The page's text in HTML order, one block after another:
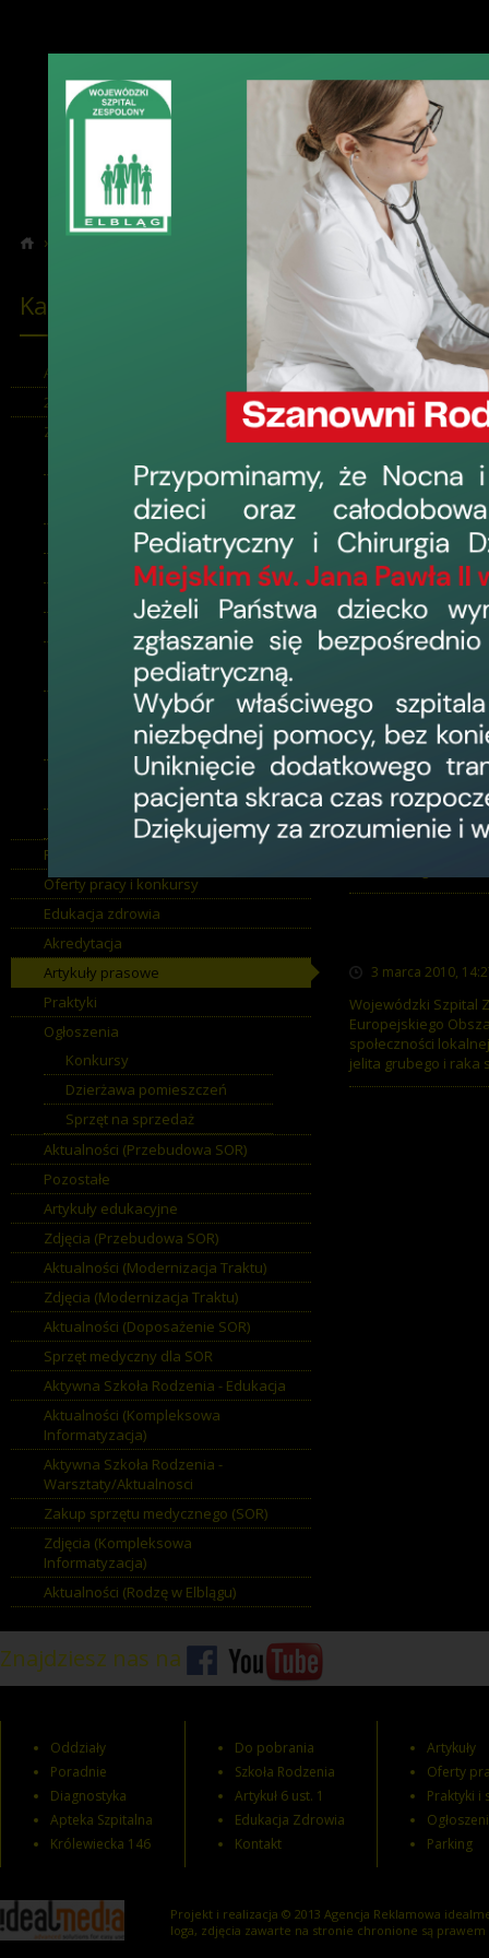
› ›
Kategorie informacji
Aktualności
20-lecie Szpitala
Zamówienia publiczne
Ogłoszenia o dialogu
technicznym
Zakupy do 30 000 EUR
Usługi społeczne
Zakupy do 130 tyś. zł netto
Postępowania o wartości
mniejszej niż progi unijne
Postępowania o wartości
równej lub przekraczającej
progi unijne
Postępowania w trybie z
wolnej ręki
Zakupy do 170 tyś. zł netto
Program Norweski
Oferty pracy i konkursy
Edukacja zdrowia
Akredytacja
Artykuły prasowe
Praktyki
Ogłoszenia
Konkursy
Dzierżawa pomieszczeń
Sprzęt na sprzedaż
Aktualności (Przebudowa SOR)
Pozostałe
Artykuły edukacyjne
Zdjęcia (Przebudowa SOR)
Aktualności (Modernizacja Traktu)
Zdjęcia (Modernizacja Traktu)
Aktualności (Doposażenie SOR)
Sprzęt medyczny dla SOR
Aktywna Szkoła Rodzenia - Edukacja
Aktualności (Kompleksowa
Informatyzacja)
Aktywna Szkoła Rodzenia -
Warsztaty/Aktualnosci
Zakup sprzętu medycznego (SOR)
Zdjęcia (Kompleksowa
Informatyzacja)
Aktualności (Rodzę w Elblągu)
Artykuły
Profilaktyka
4 marca 2010,
Wojewódzki Szpital
medycznych, ale
temu kolejne,
Bezpłatna
4 marca 2010,
Wojewódzki Szpital
›
Nowy sprzęt
4 marca 2010,
Wojewódzki Szpital
Szpital
3 marca 2010,
Wojewódzki Szpital
3 marca 2010,
Wojewódzki Szpital
Europejskiego
społeczności
jelita grubego i raka
Znajdziesz nas na
Oddziały
Poradnie
Diagnostyka
Apteka Szpitalna
Królewiecka 146
Do pobrania
Szkoła Rodzenia
Artykuł 6 ust. 1
Edukacja Zdrowia
Kontakt
Artykuły
Oferty
Praktyki i
Parking
Projekt i realizacja © 2013 Agencja Reklamowa
loga, zdjęcia zawarte na stronie chronione są